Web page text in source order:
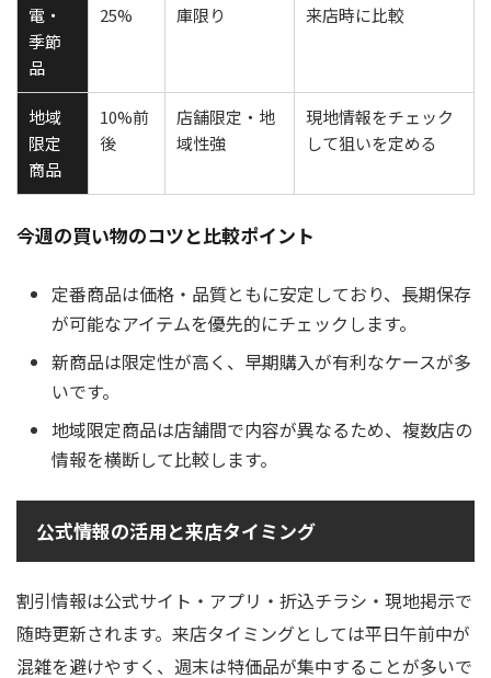
電・
季節
品
25%
庫限り
来店時に比較
地域
限定
商品
10%前
後
店舗限定・地
域性強
現地情報をチェック
して狙いを定める
今週の買い物のコツと比較ポイント
定番商品は価格・品質ともに安定しており、長期保存
が可能なアイテムを優先的にチェックします。
新商品は限定性が高く、早期購入が有利なケースが多
いです。
地域限定商品は店舗間で内容が異なるため、複数店の
情報を横断して比較します。
公式情報の活用と来店タイミング
割引情報は公式サイト・アプリ・折込チラシ・現地掲示で
随時更新されます。来店タイミングとしては平日午前中が
混雑を避けやすく、週末は特価品が集中することが多いで